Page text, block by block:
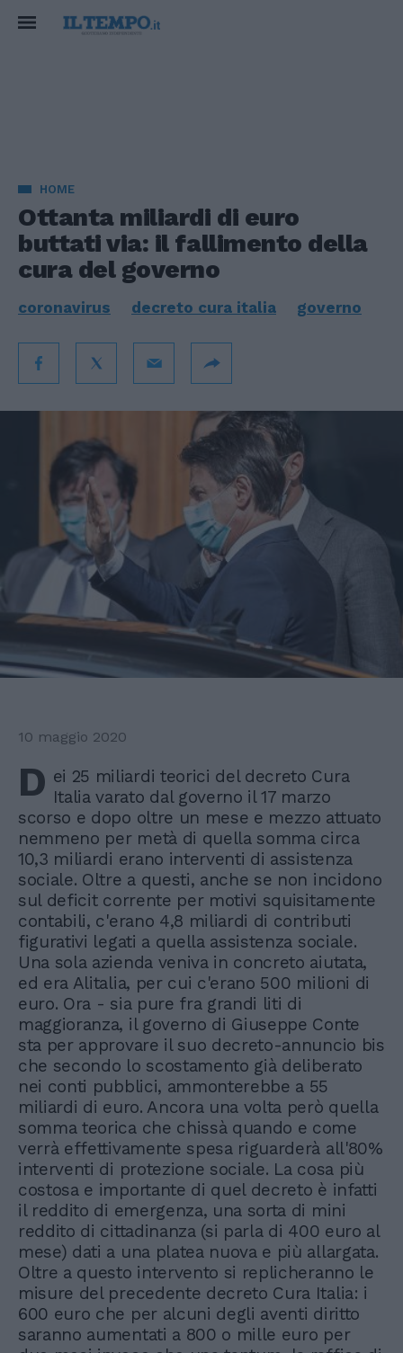
HOME
Ottanta miliardi di euro
buttati via: il fallimento della
cura del governo
coronavirus decreto cura italia governo
10 maggio 2020
D ei 25 miliardi teorici del decreto Cura
Italia varato dal governo il 17 marzo
scorso e dopo oltre un mese e mezzo attuato
nemmeno per metà di quella somma circa
10,3 miliardi erano interventi di assistenza
sociale. Oltre a questi, anche se non incidono
sul deficit corrente per motivi squisitamente
contabili, c'erano 4,8 miliardi di contributi
figurativi legati a quella assistenza sociale.
Una sola azienda veniva in concreto aiutata,
ed era Alitalia, per cui c'erano 500 milioni di
euro. Ora - sia pure fra grandi liti di
maggioranza, il governo di Giuseppe Conte
sta per approvare il suo decreto-annuncio bis
che secondo lo scostamento già deliberato
nei conti pubblici, ammonterebbe a 55
miliardi di euro. Ancora una volta però quella
somma teorica che chissà quando e come
verrà effettivamente spesa riguarderà all'80%
interventi di protezione sociale. La cosa più
costosa e importante di quel decreto è infatti
il reddito di emergenza, una sorta di mini
reddito di cittadinanza (si parla di 400 euro al
mese) dati a una platea nuova e più allargata.
Oltre a questo intervento si replicheranno le
misure del precedente decreto Cura Italia: i
600 euro che per alcuni degli aventi diritto
saranno aumentati a 800 o mille euro per